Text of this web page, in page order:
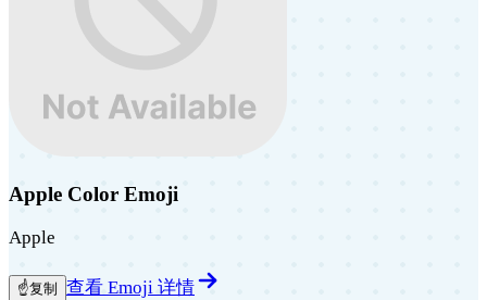
Apple Color Emoji
Apple
☝️复制 查看 Emoji 详情